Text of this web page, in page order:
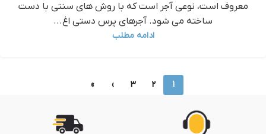
معروف است، نوعی آجر است که با روش های سنتی با دست
ساخته می شود. آجرهای پرس دستی اغ...
ادامه مطلب
1
2
3
›
»